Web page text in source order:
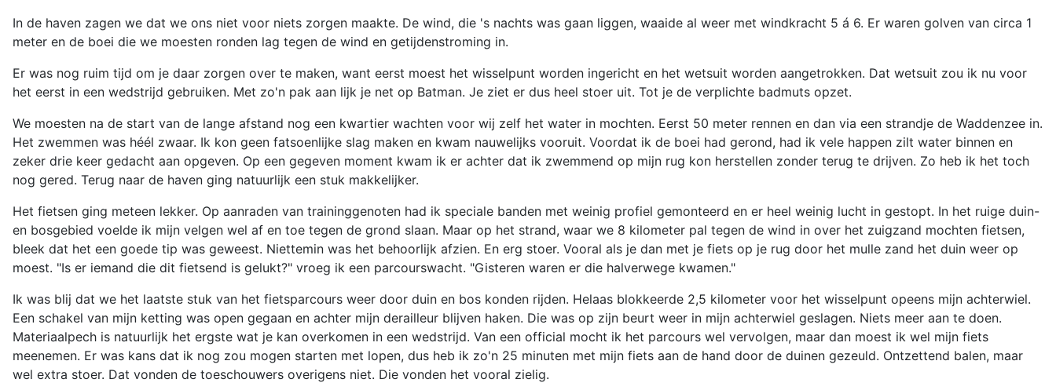
In de haven zagen we dat we ons niet voor niets zorgen maakte. De wind, die 's nachts was gaan liggen, waaide al weer met windkracht 5 á 6. Er waren golven van circa 1
meter en de boei die we moesten ronden lag tegen de wind en getijdenstroming in.
Er was nog ruim tijd om je daar zorgen over te maken, want eerst moest het wisselpunt worden ingericht en het wetsuit worden aangetrokken. Dat wetsuit zou ik nu voor
het eerst in een wedstrijd gebruiken. Met zo'n pak aan lijk je net op Batman. Je ziet er dus heel stoer uit. Tot je de verplichte badmuts opzet.
We moesten na de start van de lange afstand nog een kwartier wachten voor wij zelf het water in mochten. Eerst 50 meter rennen en dan via een strandje de Waddenzee in.
Het zwemmen was héél zwaar. Ik kon geen fatsoenlijke slag maken en kwam nauwelijks vooruit. Voordat ik de boei had gerond, had ik vele happen zilt water binnen en
zeker drie keer gedacht aan opgeven. Op een gegeven moment kwam ik er achter dat ik zwemmend op mijn rug kon herstellen zonder terug te drijven. Zo heb ik het toch
nog gered. Terug naar de haven ging natuurlijk een stuk makkelijker.
Het fietsen ging meteen lekker. Op aanraden van traininggenoten had ik speciale banden met weinig profiel gemonteerd en er heel weinig lucht in gestopt. In het ruige duin-
en bosgebied voelde ik mijn velgen wel af en toe tegen de grond slaan. Maar op het strand, waar we 8 kilometer pal tegen de wind in over het zuigzand mochten fietsen,
bleek dat het een goede tip was geweest. Niettemin was het behoorlijk afzien. En erg stoer. Vooral als je dan met je fiets op je rug door het mulle zand het duin weer op
moest. "Is er iemand die dit fietsend is gelukt?" vroeg ik een parcourswacht. "Gisteren waren er die halverwege kwamen."
Ik was blij dat we het laatste stuk van het fietsparcours weer door duin en bos konden rijden. Helaas blokkeerde 2,5 kilometer voor het wisselpunt opeens mijn achterwiel.
Een schakel van mijn ketting was open gegaan en achter mijn derailleur blijven haken. Die was op zijn beurt weer in mijn achterwiel geslagen. Niets meer aan te doen.
Materiaalpech is natuurlijk het ergste wat je kan overkomen in een wedstrijd. Van een official mocht ik het parcours wel vervolgen, maar dan moest ik wel mijn fiets
meenemen. Er was kans dat ik nog zou mogen starten met lopen, dus heb ik zo'n 25 minuten met mijn fiets aan de hand door de duinen gezeuld. Ontzettend balen, maar
wel extra stoer. Dat vonden de toeschouwers overigens niet. Die vonden het vooral zielig.